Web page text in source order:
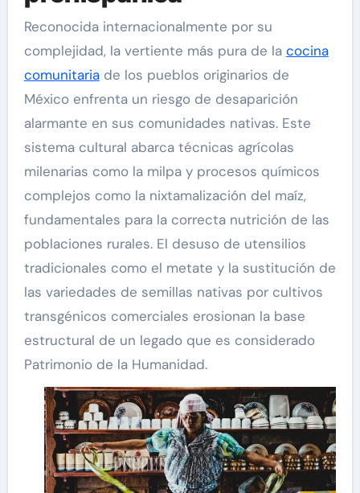
Reconocida internacionalmente por su
complejidad, la vertiente más pura de la cocina
comunitariade los pueblos originarios de
México enfrenta un riesgo de desaparición
alarmante en sus comunidades nativas. Este
sistema cultural abarca técnicas agrícolas
milenarias como la milpa y procesos químicos
complejos como la nixtamalización del maíz,
fundamentales para la correcta nutrición de las
poblaciones rurales. El desuso de utensilios
tradicionales como el metate y la sustitución de
las variedades de semillas nativas por cultivos
transgénicos comerciales erosionan la base
estructural de un legado que es considerado
Patrimonio de la Humanidad.